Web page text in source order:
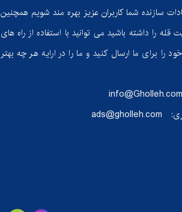
سازنده شما کاربران عزیز بهره مند شویم همچنین
قله را داشته باشید می توانید با استفاده از راه های
را برای ما ارسال کنید و ما را در ارایه هر چه بهتر
info@Gholleh.com
ads@gholleh.com